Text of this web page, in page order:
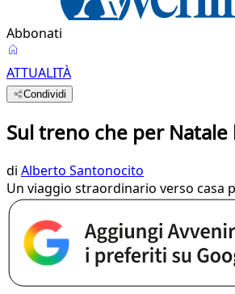
Abbonati
ATTUALITÀ
Condividi
Sul treno che per
di Alberto Santonocito
Un viaggio straordinario verso casa